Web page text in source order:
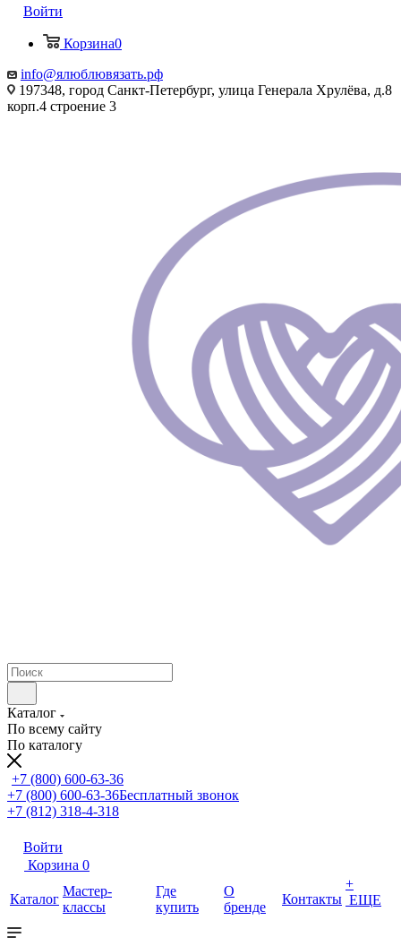
Войти
Корзина0
info@ялюблювязать.рф
197348, город Санкт-Петербург, улица Генерала Хрулёва, д.8
корп.4 строение 3
Каталог
По всему сайту
По каталогу
+7 (800) 600-63-36
+7 (800) 600-63-36Бесплатный звонок
+7 (812) 318-4-318
Войти
Корзина 0
Каталог
Мастер-
классы
Где
купить
О
бренде
Контакты
+
ЕЩЕ